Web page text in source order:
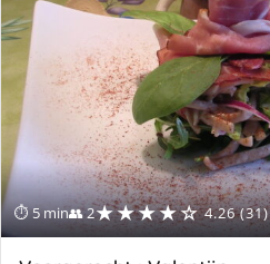
⏱ 5 min👥 2★★★★☆ 4.26 (31)